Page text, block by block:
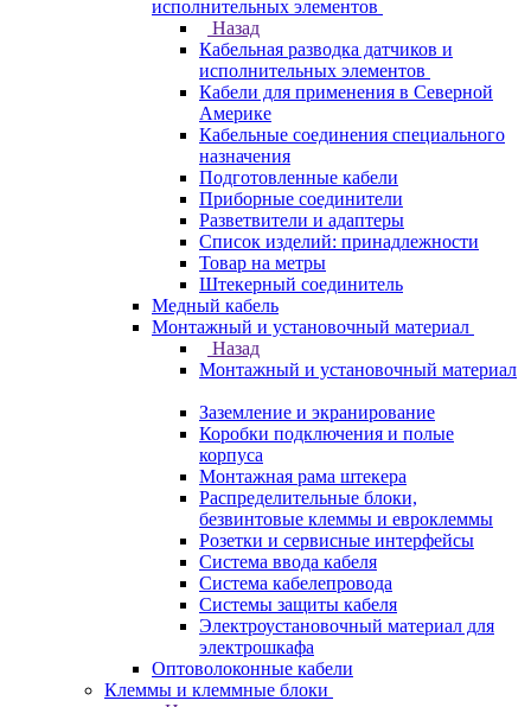
исполнительных элементов
Назад
Кабельная разводка датчиков и
исполнительных элементов
Кабели для применения в Северной
Америке
Кабельные соединения специального
назначения
Подготовленные кабели
Приборные соединители
Разветвители и адаптеры
Список изделий: принадлежности
Товар на метры
Штекерный соединитель
Медный кабель
Монтажный и установочный материал
Назад
Монтажный и установочный материал
Заземление и экранирование
Коробки подключения и полые
корпуса
Монтажная рама штекера
Распределительные блоки,
безвинтовые клеммы и евроклеммы
Розетки и сервисные интерфейсы
Система ввода кабеля
Система кабелепровода
Системы защиты кабеля
Электроустановочный материал для
электрошкафа
Оптоволоконные кабели
Клеммы и клеммные блоки